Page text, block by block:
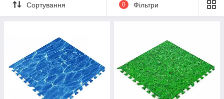
Сортування 0 Фільтри